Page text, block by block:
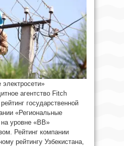
агентство Fitch
государственной
«Региональные
уровне «BB»
Рейтинг компании
рейтингу Узбекистана,